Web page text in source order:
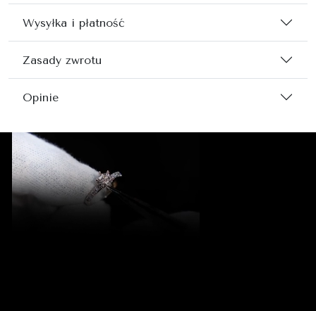
Wysyłka i płatność
Zasady zwrotu
Opinie